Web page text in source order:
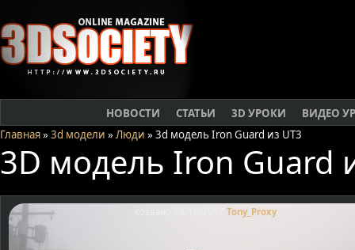
НОВОСТИ СТАТЬИ 3D УРОКИ
ВИДЕО
Главная» 3d модели » Люди » 3d модель Iron Guard из UT3
3D модель Iron Guard
Tony_Proxy